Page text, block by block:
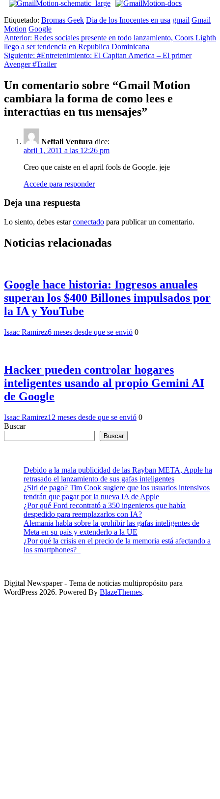
Etiquetado: Bromas Geek Dia de los Inocentes en usa gmail Gmail
Motion Google
Navegación
de
entradas
Anterior: Redes sociales presente en todo lanzamiento, Coors Lighth
llego a ser tendencia en Republica Dominicana
Siguiente: #Entretenimiento: El Capitan America – El primer
Avenger #Trailer
Un comentario sobre “Gmail Motion
cambiara la forma de como lees e
interactúas en tus mensajes”
Neftali Ventura dice:
abril 1, 2011 a las 12:26 pm
Creo que caiste en el april fools de Google. jeje
Accede para responder
Deja una respuesta
Lo siento, debes estarconectado para publicar un comentario.
Noticias relacionadas
Google hace historia: Ingresos anuales
superan los $400 Billones impulsados por
la IA y YouTube
Isaac Ramirez6 meses desde que se envió 0
Hacker pueden controlar hogares
inteligentes usando al propio Gemini AI
de Google
Isaac Ramirez12 meses desde que se envió 0
Buscar
Buscar
Debido a la mala publicidad de las Rayban META, Apple ha
retrasado el lanzamiento de sus gafas inteligentes
¿Siri de pago? Tim Cook sugiere que los usuarios intensivos
tendrán que pagar por la nueva IA de Apple
¿Por qué Ford recontrató a 350 ingenieros que había
despedido para reemplazarlos con IA?
Alemania habla sobre la prohibir las gafas inteligentes de
Meta en su país y extenderlo a la UE
¿Por qué la crisis en el precio de la memoria está afectando a
los smartphones?
Digital Newspaper - Tema de noticias multipropósito para
WordPress 2026. Powered By BlazeThemes.